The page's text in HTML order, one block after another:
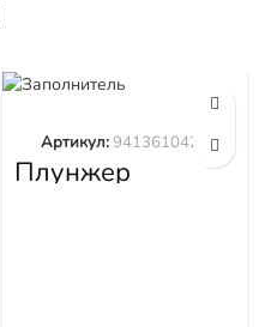
Плунжер
9413610423
Артикул:9413610423